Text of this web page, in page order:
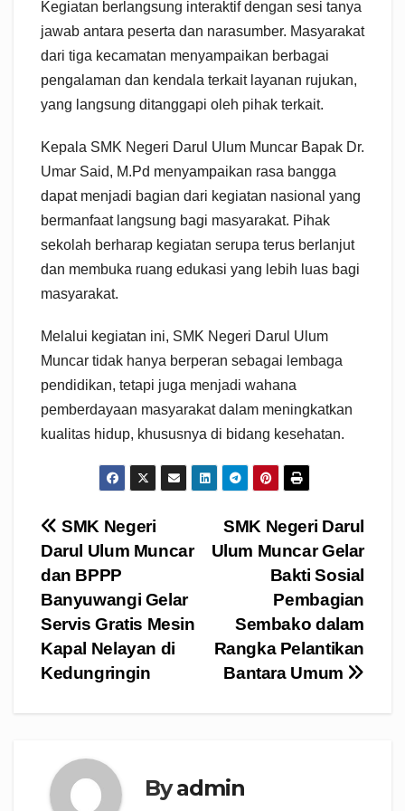
Kegiatan berlangsung interaktif dengan sesi tanya
jawab antara peserta dan narasumber. Masyarakat
dari tiga kecamatan menyampaikan berbagai
pengalaman dan kendala terkait layanan rujukan,
yang langsung ditanggapi oleh pihak terkait.
Kepala SMK Negeri Darul Ulum Muncar Bapak Dr.
Umar Said, M.Pd menyampaikan rasa bangga
dapat menjadi bagian dari kegiatan nasional yang
bermanfaat langsung bagi masyarakat. Pihak
sekolah berharap kegiatan serupa terus berlanjut
dan membuka ruang edukasi yang lebih luas bagi
masyarakat.
Melalui kegiatan ini, SMK Negeri Darul Ulum
Muncar tidak hanya berperan sebagai lembaga
pendidikan, tetapi juga menjadi wahana
pemberdayaan masyarakat dalam meningkatkan
kualitas hidup, khususnya di bidang kesehatan.
Navigasi
pos
SMK Negeri Darul
Ulum Muncar Gelar
Bakti Sosial
Pembagian
Sembako dalam
Rangka Pelantikan
Bantara Umum
SMK Negeri
Darul Ulum Muncar
dan BPPP
Banyuwangi Gelar
Servis Gratis Mesin
Kapal Nelayan di
Kedungringin
Byadmin